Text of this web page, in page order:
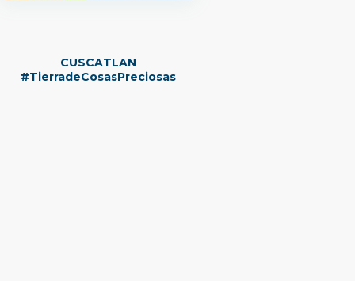
CUSCATLAN
#TierradeCosasPreciosas